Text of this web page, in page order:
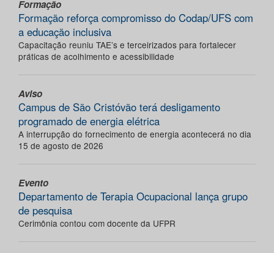
Formação
Formação reforça compromisso do Codap/UFS com
a educação inclusiva
Capacitação reuniu TAE’s e terceirizados para fortalecer
práticas de acolhimento e acessibilidade
Aviso
Campus de São Cristóvão terá desligamento
programado de energia elétrica
A interrupção do fornecimento de energia acontecerá no dia
15 de agosto de 2026
Evento
Departamento de Terapia Ocupacional lança grupo
de pesquisa
Cerimônia contou com docente da UFPR